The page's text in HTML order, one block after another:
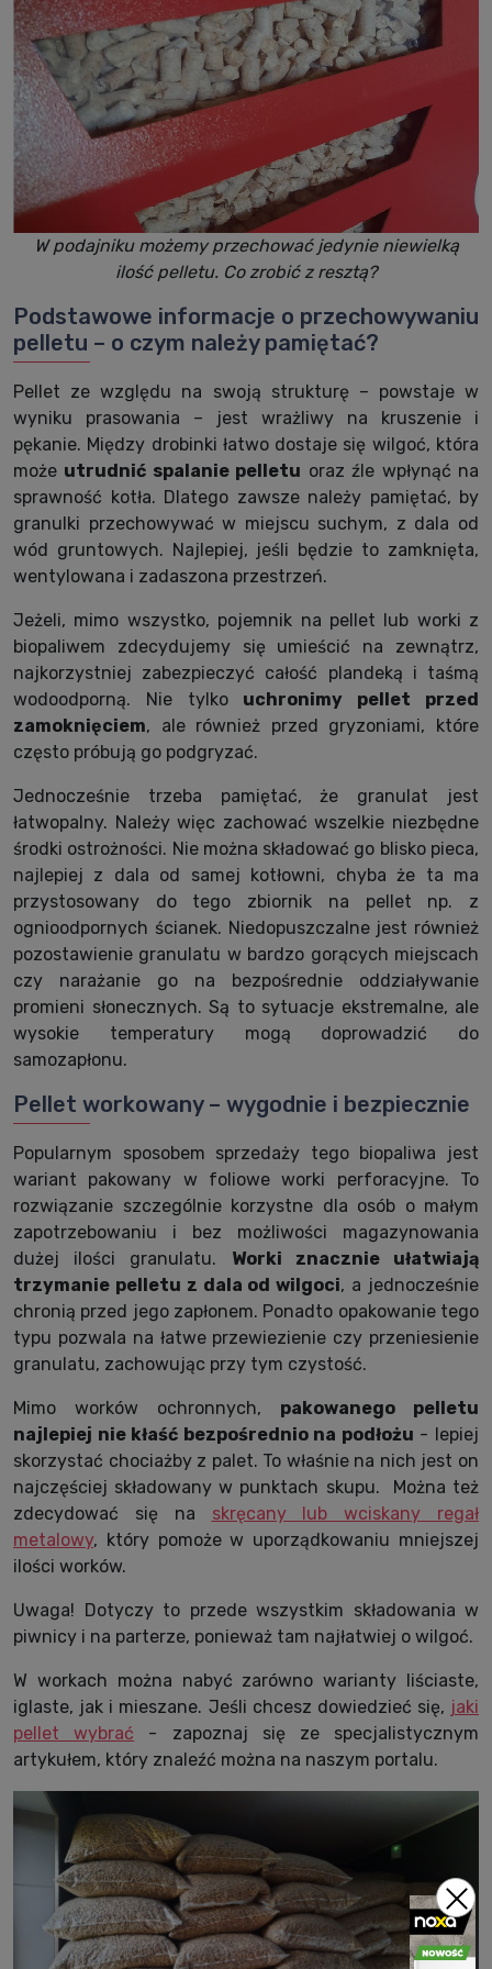
W podajniku możemy przechować jedynie niewielką
ilość pelletu. Co zrobić z resztą?
Podstawowe informacje o przechowywaniu
pelletu – o czym należy pamiętać?
Pellet ze względu na swoją strukturę – powstaje w
wyniku prasowania – jest wrażliwy na kruszenie i
pękanie. Między drobinki łatwo dostaje się wilgoć, która
może utrudnić spalanie pelletu oraz źle wpłynąć na
sprawność kotła. Dlatego zawsze należy pamiętać, by
granulki przechowywać w miejscu suchym, z dala od
wód gruntowych. Najlepiej, jeśli będzie to zamknięta,
wentylowana i zadaszona przestrzeń.
Jeżeli, mimo wszystko, pojemnik na pellet lub worki z
biopaliwem zdecydujemy się umieścić na zewnątrz,
najkorzystniej zabezpieczyć całość plandeką i taśmą
wodoodporną. Nie tylko uchronimy pellet przed
zamoknięciem, ale również przed gryzoniami, które
często próbują go podgryzać.
Jednocześnie trzeba pamiętać, że granulat jest
łatwopalny. Należy więc zachować wszelkie niezbędne
środki ostrożności. Nie można składować go blisko pieca,
najlepiej z dala od samej kotłowni, chyba że ta ma
przystosowany do tego zbiornik na pellet np. z
ognioodpornych ścianek. Niedopuszczalne jest również
pozostawienie granulatu w bardzo gorących miejscach
czy narażanie go na bezpośrednie oddziaływanie
promieni słonecznych. Są to sytuacje ekstremalne, ale
wysokie temperatury mogą doprowadzić do
samozapłonu.
Pellet workowany – wygodnie i bezpiecznie
Popularnym sposobem sprzedaży tego biopaliwa jest
wariant pakowany w foliowe worki perforacyjne. To
rozwiązanie szczególnie korzystne dla osób o małym
zapotrzebowaniu i bez możliwości magazynowania
dużej ilości granulatu. Worki znacznie ułatwiają
trzymanie pelletu z dala od wilgoci, a jednocześnie
chronią przed jego zapłonem. Ponadto opakowanie tego
typu pozwala na łatwe przewiezienie czy przeniesienie
granulatu, zachowując przy tym czystość.
Mimo worków ochronnych, pakowanego pelletu
najlepiej nie kłaść bezpośrednio na podłożu - lepiej
skorzystać chociażby z palet. To właśnie na nich jest on
najczęściej składowany w punktach skupu. Można też
zdecydować się na skręcany lub wciskany regał
metalowy, który pomoże w uporządkowaniu mniejszej
ilości worków.
Uwaga! Dotyczy to przede wszystkim składowania w
piwnicy i na parterze, ponieważ tam najłatwiej o wilgoć.
W workach można nabyć zarówno warianty liściaste,
iglaste, jak i mieszane. Jeśli chcesz dowiedzieć się, jaki
pellet wybrać - zapoznaj się ze specjalistycznym
artykułem, który znaleźć można na naszym portalu.